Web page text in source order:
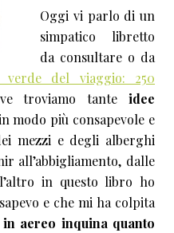
Oggi vi parlo di un
simpatico libretto
da consultare o da
del viaggio: 250
troviamo tanteidee
modo più consapevole e
mezzi e degli alberghi
all’abbigliamento, dalle
in questo libro ho
e che mi ha colpita
aereo inquina quanto